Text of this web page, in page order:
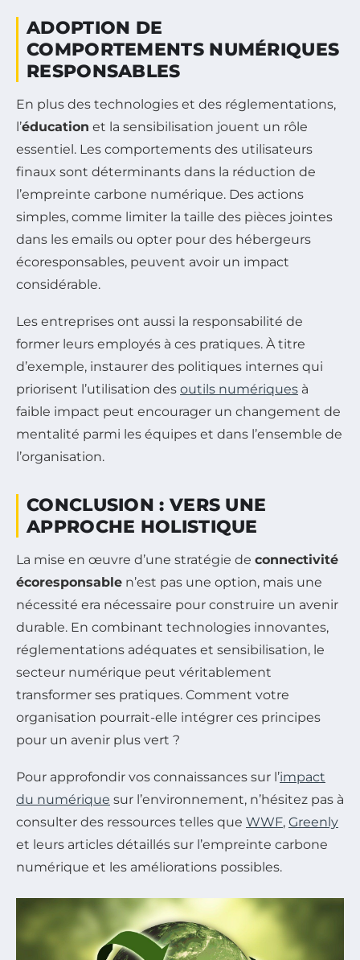
ADOPTION DE
COMPORTEMENTS NUMÉRIQUES
RESPONSABLES
En plus des technologies et des réglementations,
l’éducation et la sensibilisation jouent un rôle
essentiel. Les comportements des utilisateurs
finaux sont déterminants dans la réduction de
l’empreinte carbone numérique. Des actions
simples, comme limiter la taille des pièces jointes
dans les emails ou opter pour des hébergeurs
écoresponsables, peuvent avoir un impact
considérable.
Les entreprises ont aussi la responsabilité de
former leurs employés à ces pratiques. À titre
d’exemple, instaurer des politiques internes qui
priorisent l’utilisation des outils numériques à
faible impact peut encourager un changement de
mentalité parmi les équipes et dans l’ensemble de
l’organisation.
CONCLUSION : VERS UNE
APPROCHE HOLISTIQUE
La mise en œuvre d’une stratégie de connectivité
écoresponsable n’est pas une option, mais une
nécessité era nécessaire pour construire un avenir
durable. En combinant technologies innovantes,
réglementations adéquates et sensibilisation, le
secteur numérique peut véritablement
transformer ses pratiques. Comment votre
organisation pourrait-elle intégrer ces principes
pour un avenir plus vert ?
Pour approfondir vos connaissances sur l’impact
du numérique sur l’environnement, n’hésitez pas à
consulter des ressources telles que WWF, Greenly
et leurs articles détaillés sur l’empreinte carbone
numérique et les améliorations possibles.